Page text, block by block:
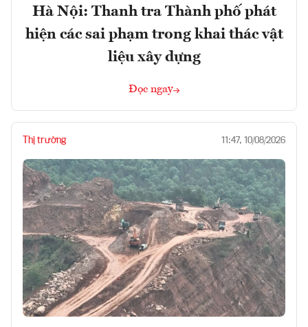
Hà Nội: Thanh tra Thành phố phát
hiện các sai phạm trong khai thác vật
liệu xây dựng
Đọc ngay
Thị trường 11:47, 10/08/2026